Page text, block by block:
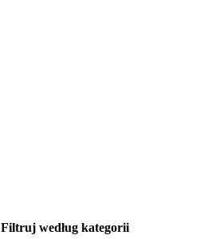
Filtruj według kategorii